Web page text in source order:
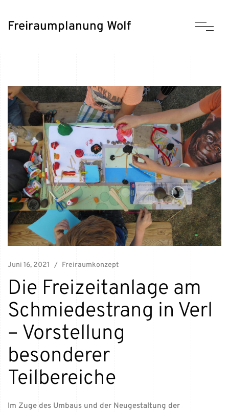
Freiraumplanung Wolf
Juni 16, 2021 Freiraumkonzept
Die Freizeitanlage am
Schmiedestrang in Verl
– Vorstellung
besonderer
Teilbereiche
Im Zuge des Umbaus und der Neugestaltung der